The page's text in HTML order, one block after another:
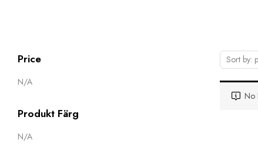
Price
N/A
Produkt Färg
N/A
Sort by:
No